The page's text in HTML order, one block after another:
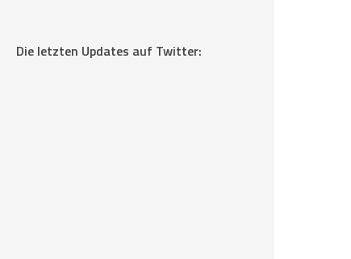
Die letzten Updates auf Twitter: